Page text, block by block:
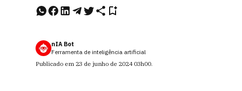
nIA Bot
Ferramenta de inteligência artificial
Publicado em 23 de junho de 2024 03h00.